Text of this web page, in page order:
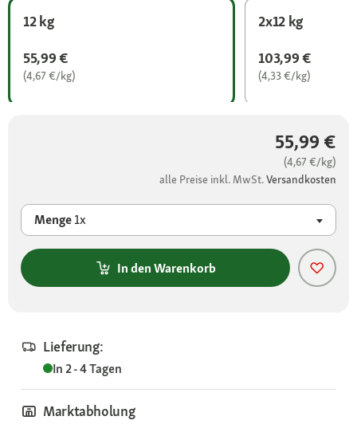
12 kg
55,99 €
(4,67 €/kg)
2x12 kg
103,99 €
(4,33 €/kg)
55,99 €
(4,67 €/kg)
alle Preise inkl. MwSt.Versandkosten
Menge1x
In den Warenkorb
Lieferung:
In 2 - 4 Tagen
Marktabholung